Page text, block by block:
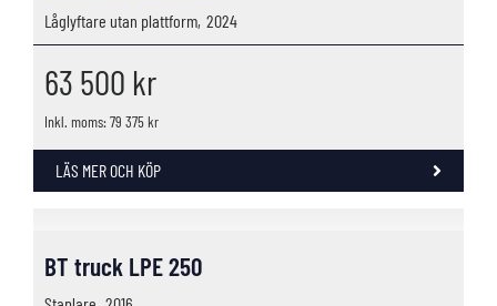
Låglyftare utan plattform, 2024
63 500 kr
Inkl. moms: 79 375 kr
LÄS MER OCH KÖP
BT truck LPE 250